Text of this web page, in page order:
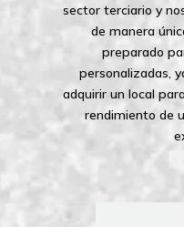
sector terciario y
de manera
preparado
personalizadas,
adquirir un local
rendimiento de